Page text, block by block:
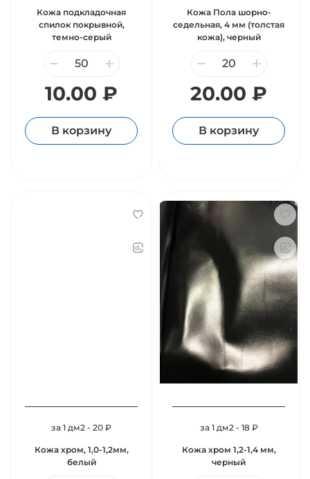
Кожа подкладочная
спилок покрывной,
темно-серый
10.00 ₽
В корзину
Кожа Пола шорно-
седельная, 4 мм (толстая
кожа), черный
20.00 ₽
В корзину
за 1 дм2 - 20 ₽
Кожа хром, 1,0-1,2мм,
белый
за 1 дм2 - 18 ₽
Кожа хром 1,2-1,4 мм,
черный